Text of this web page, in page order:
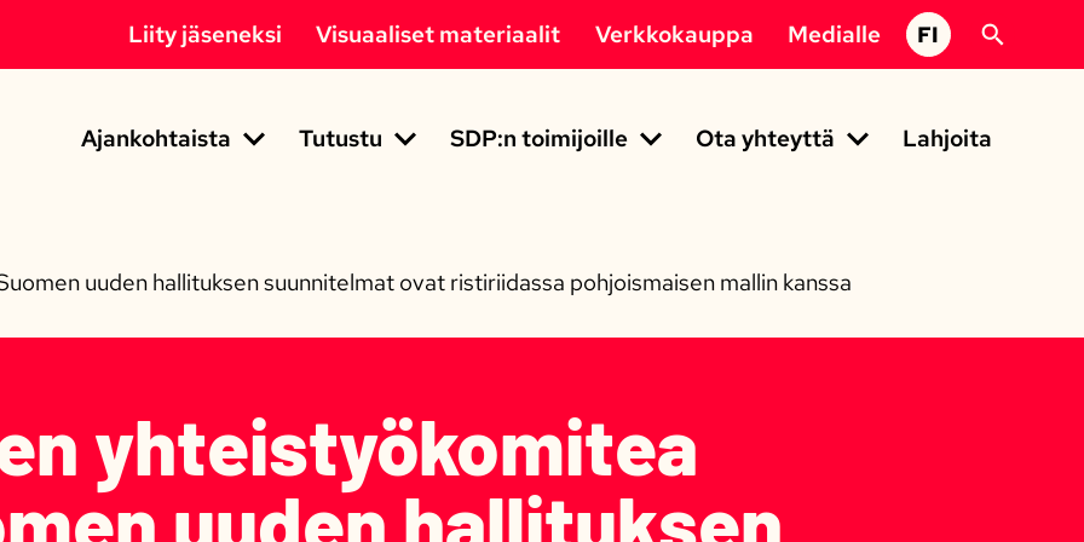
Ajankohtaista
Tutustu SDP:n toimijoille Ota yhteyttä Lahjoita
Liity jäseneksi Visuaaliset materiaalit Verkkokauppa Medialle FI
uuden hallituksen suunnitelmat ovat ristiriidassa pohjoismaisen mallin kanssa
yhteistyökomitea
uuden hallituksen